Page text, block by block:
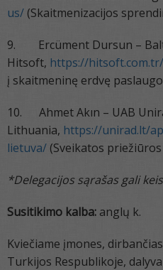
us/ (Skaitmenizacijos
9. Ercüment Dursun –
Hitsoft, https://hitsoft.com.tr/
į skaitmeninę erdvę
10. Ahmet Akın – UAB
Lithuania, https://unirad.lt/
lietuva/ (Sveikatos
*Delegacijos sąrašas gali
Susitikimo kalba: anglų k.
Kviečiame įmones,
Turkijos Respublikoje,